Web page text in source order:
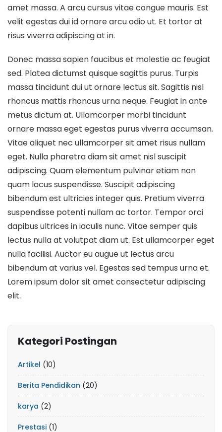
amet massa. A arcu cursus vitae congue mauris. Est
velit egestas dui id ornare arcu odio ut. Et tortor at
risus viverra adipiscing at in.
Donec massa sapien faucibus et molestie ac feugiat
sed. Platea dictumst quisque sagittis purus. Turpis
massa tincidunt dui ut ornare lectus sit. Sagittis nisl
rhoncus mattis rhoncus urna neque. Feugiat in ante
metus dictum at. Ullamcorper morbi tincidunt
ornare massa eget egestas purus viverra accumsan.
Vitae aliquet nec ullamcorper sit amet risus nullam
eget. Nulla pharetra diam sit amet nisl suscipit
adipiscing. Quam elementum pulvinar etiam non
quam lacus suspendisse. Suscipit adipiscing
bibendum est ultricies integer quis. Pretium viverra
suspendisse potenti nullam ac tortor. Tempor orci
dapibus ultrices in iaculis nunc. Vitae semper quis
lectus nulla at volutpat diam ut. Est ullamcorper eget
nulla facilisi. Auctor eu augue ut lectus arcu
bibendum at varius vel. Egestas sed tempus urna et.
Lorem ipsum dolor sit amet consectetur adipiscing
elit.
Kategori Postingan
Artikel (10)
Berita Pendidikan (20)
karya (2)
Prestasi (1)